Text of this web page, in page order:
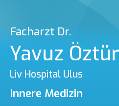
Facharzt Dr.
Yavuz
Liv Hospital Ulus
Innere Medizin